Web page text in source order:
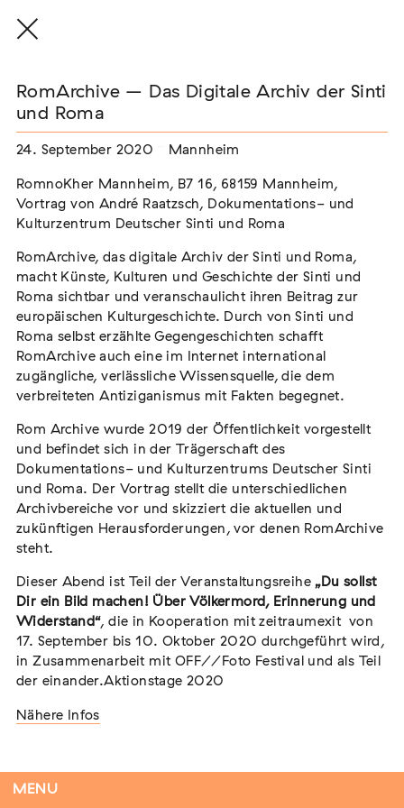
MENU
THE THREAD THAT HOLDS / DER FADEN,
DER HÄLT
Extern
22. Juli 2026 - 04. Oktober 2026 Augsburg
Der Weg der Sinti und Roma
02. August 2026 - 16. August 2026 Darmstadt
Tag der Menschlichkeit Verband Deutscher
Sinti und Roma, Landesverband Rheinland-
Pfalz nimmt teil
Extern
22. August 2026 Landau in der Pfalz
Vom Vorurteil zur Gewalt: Politische und
Gegenwart
15. September 2026 Dortmund
RomArchive – Das Digitale Archiv der Sinti
und Roma
24. September 2020 Mannheim
RomnoKher Mannheim, B7 16, 68159 Mannheim,
Vortrag von André Raatzsch, Dokumentations- und
Kulturzentrum Deutscher Sinti und Roma
RomArchive, das digitale Archiv der Sinti und Roma,
macht Künste, Kulturen und Geschichte der Sinti und
Roma sichtbar und veranschaulicht ihren Beitrag zur
europäischen Kulturgeschichte. Durch von Sinti und
Roma selbst erzählte Gegengeschichten schafft
RomArchive auch eine im Internet international
zugängliche, verlässliche Wissensquelle, die dem
verbreiteten Antiziganismus mit Fakten begegnet.
Rom Archive wurde 2019 der Öffentlichkeit vorgestellt
und befindet sich in der Trägerschaft des
Dokumentations- und Kulturzentrums Deutscher Sinti
und Roma. Der Vortrag stellt die unterschiedlichen
Archivbereiche vor und skizziert die aktuellen und
zukünftigen Herausforderungen, vor denen RomArchive
steht.
Dieser Abend ist Teil der Veranstaltungsreihe „Du sollst
Dir ein Bild machen! Über Völkermord, Erinnerung und
Widerstand“, die in Kooperation mit zeitraumexit von
17. September bis 10. Oktober 2020 durchgeführt wird,
in Zusammenarbeit mit OFF//Foto Festival und als Teil
der einander.Aktionstage 2020
Nähere Infos